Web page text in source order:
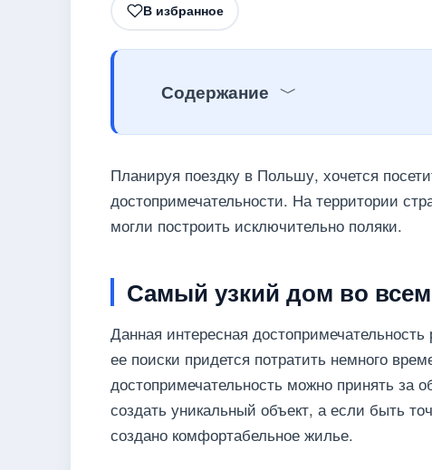
В избранное
Содержание
Планируя поездку в Польшу, хочется
достопримечательности. На территории
могли построить исключительно поляки.
Самый узкий дом во
Данная интересная
ее поиски придется потратить немного
достопримечательность можно принять
создать уникальный объект, а если быть
создано комфортабельное жилье.